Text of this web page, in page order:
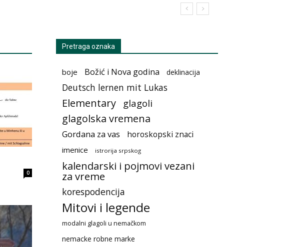
0
Pretraga oznaka
boje Božić i Nova godina deklinacija
Deutsch lernen mit Lukas
Elementary glagoli
glagolska vremena
Gordana za vas horoskopski znaci
imenice istrorija srpskog
kalendarski i pojmovi vezani
za vreme
korespodencija
Mitovi i legende
modalni glagoli u nemačkom
nemacke robne marke